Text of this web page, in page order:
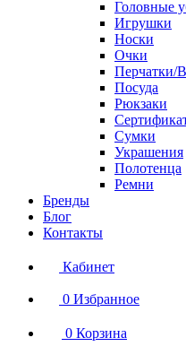
Головные
Игрушки
Носки
Очки
Перчатки/
Посуда
Рюкзаки
Сумки
Украшения
Полотенца
Ремни
Бренды
Блог
Контакты
Кабинет
0 Избранное
0 Корзина